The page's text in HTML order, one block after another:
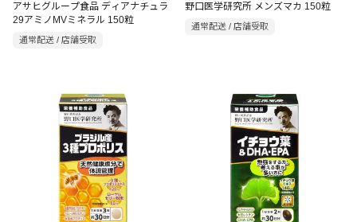
アサヒグループ食品 ディアナチュラ
29アミノMVミネラル 150粒
通常配送 / 店舗受取
野口医学研究所 メンズマカ 150粒
通常配送 / 店舗受取